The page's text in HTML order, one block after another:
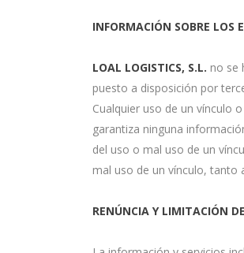
INFORMACIÓN SOBRE LOS
LOAL LOGISTICS, S.L. no se
puesto a disposición por
Cualquier uso de un vínculo
garantiza ninguna
del uso o mal uso de un
mal uso de un vínculo, tanto
RENÚNCIA Y LIMITACIÓN